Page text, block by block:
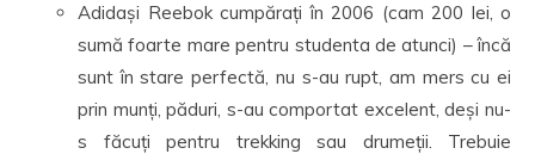
Adidași Reebok cumpărați în 2006 (cam 200 lei, o
sumă foarte mare pentru studenta de atunci) – încă
sunt în stare perfectă, nu s-au rupt, am mers cu ei
prin munți, păduri, s-au comportat excelent, deși nu-
s făcuți pentru trekking sau drumeții. Trebuie